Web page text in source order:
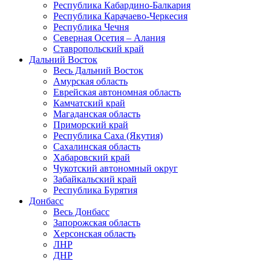
Республика Кабардино-Балкария
Республика Карачаево-Черкесия
Республика Чечня
Северная Осетия – Алания
Ставропольский край
Дальний Восток
Весь Дальний Восток
Амурская область
Еврейская автономная область
Камчатский край
Магаданская область
Приморский край
Республика Саха (Якутия)
Сахалинская область
Хабаровский край
Чукотский автономный округ
Забайкальский край
Республика Бурятия
Донбасс
Весь Донбасс
Запорожская область
Херсонская область
ЛНР
ДНР